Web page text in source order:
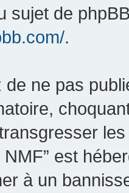
sujet de
.
de ne pas
est
à un